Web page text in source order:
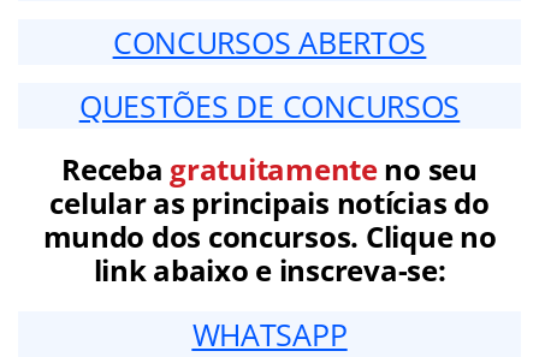
CONCURSOS ABERTOS
QUESTÕES DE CONCURSOS
Receba gratuitamenteno seu
celular as principais notícias do
mundo dos concursos. Clique no
link abaixo e inscreva-se:
WHATSAPP